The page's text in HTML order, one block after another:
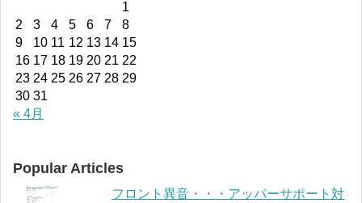
1
2
3 4 5 6 7
8
9
10 11 12 13 14 15
16 17 18 19 20 21 22
23 24 25 26 27 28 29
30 31
« 4月
Popular Articles
フロント異音・・・アッパーサポート対